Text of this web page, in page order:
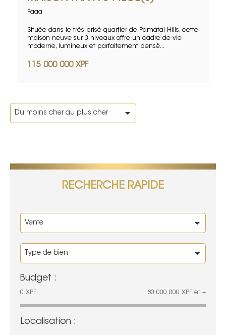
Faaa
Située dans le très prisé quartier de Pamatai Hills, cette
maison neuve sur 3 niveaux offre un cadre de vie
moderne, lumineux et parfaitement pensé...
115 000 000 XPF
RECHERCHE RAPIDE
Budget :
0 XPF 80 000 000 XPF et +
Localisation :